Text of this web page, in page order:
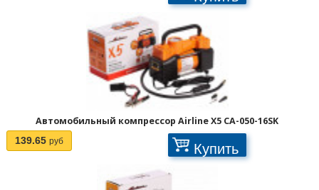
Автомобильный компрессор Airline X5 CA-050-16SK
139.65 руб Купить